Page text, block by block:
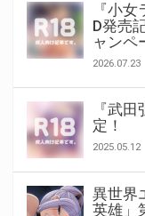
『小
D発売
ャンペ
2026.07.23
『武
定！
2025.05.12
異世界
英雄」